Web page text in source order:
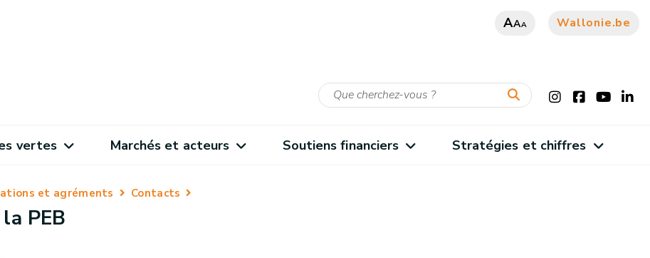
AAA Wallonie.be
vertes Marchés et acteurs Soutiens financiers Stratégies et chiffres
et agréments Contacts
PEB